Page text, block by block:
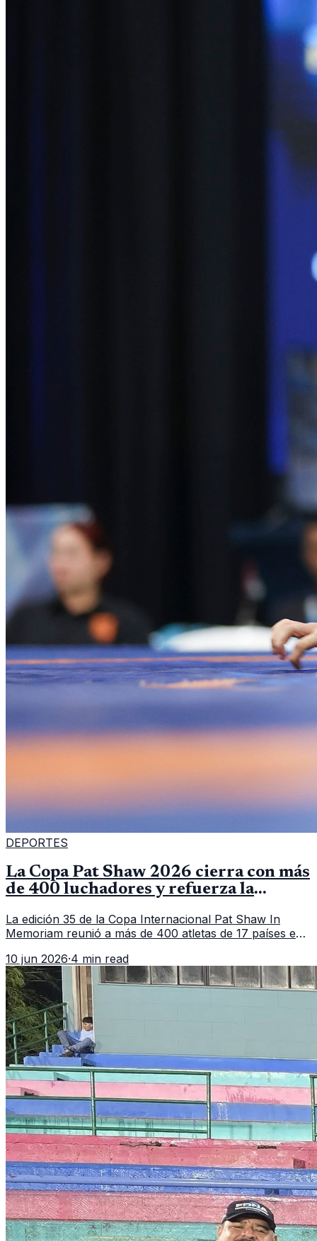
DEPORTES
La Copa Pat Shaw 2026 cierra con más
de 400 luchadores y refuerza la
La edición 35 de la Copa Internacional Pat Shaw In
Memoriam reunió a más de 400 atletas de 17 países en
delegación nacional, según el balance oficial de CDAG.
10 jun 2026·4 min read